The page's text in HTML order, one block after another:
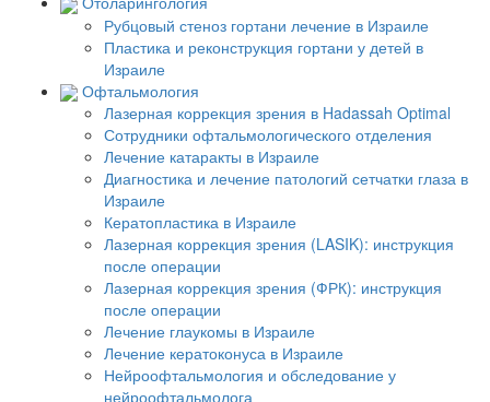
Рубцовый стеноз гортани лечение в Израиле
Пластика и реконструкция гортани у детей в
Израиле
Офтальмология
Лазерная коррекция зрения в Hadassah Optimal
Сотрудники офтальмологического отделения
Лечение катаракты в Израиле
Диагностика и лечение патологий сетчатки глаза в
Израиле
Кератопластика в Израиле
Лазерная коррекция зрения (LASIK): инструкция
после операции
Лазерная коррекция зрения (ФРК): инструкция
после операции
Лечение глаукомы в Израиле
Лечение кератоконуса в Израиле
Нейроофтальмология и обследование у
нейроофтальмолога